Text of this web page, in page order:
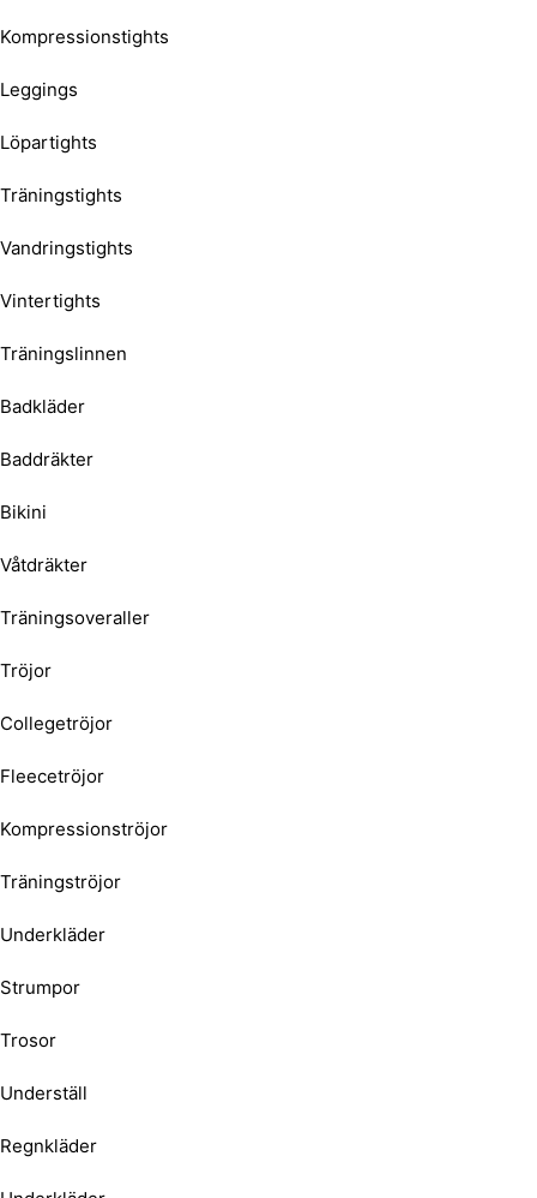
Kompressionstights
Leggings
Löpartights
Träningstights
Vandringstights
Vintertights
Träningslinnen
Badkläder
Baddräkter
Bikini
Våtdräkter
Träningsoveraller
Tröjor
Collegetröjor
Fleecetröjor
Kompressionströjor
Träningströjor
Underkläder
Strumpor
Trosor
Underställ
Regnkläder